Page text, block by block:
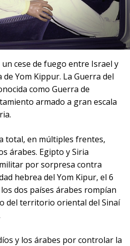
un cese de fuego entre Israel y
Yom Kippur. La Guerra del
como Guerra de
armado a gran escala
total, en múltiples frentes,
árabes. Egipto y Siria
por sorpresa contra
hebrea del Yom Kipur, el 6
dos países árabes rompían
del territorio oriental del Sinaí
y los árabes por controlar la